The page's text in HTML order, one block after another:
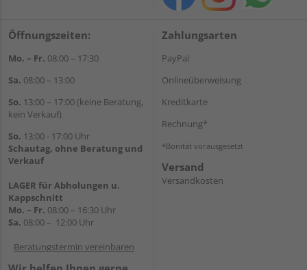
Öffnungszeiten:
Mo. – Fr. 08:00 – 17:30
Sa. 08:00 – 13:00
So. 13:00 – 17:00 (keine Beratung,
kein Verkauf)
So. 13:00 - 17:00 Uhr
Schautag, ohne Beratung und
Verkauf
LAGER für Abholungen u.
Kappschnitt
Mo. – Fr. 08:00 – 16:30 Uhr
Sa. 08:00 – 12:00 Uhr
Beratungstermin vereinbaren
Zahlungsarten
PayPal
Onlineüberweisung
Kreditkarte
Rechnung*
*Bonität vorausgesetzt
Versand
Versandkosten